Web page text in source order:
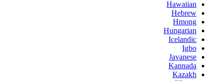
Hawaiian
Hebrew
Hmong
Hungarian
Icelandic
Igbo
Javanese
Kannada
Kazakh